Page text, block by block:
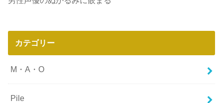
カテゴリー
M・A・O
Pile